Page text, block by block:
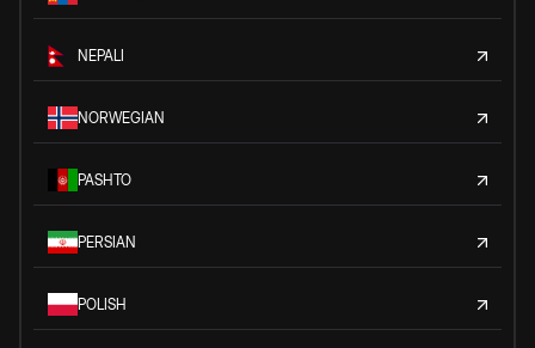
NEPALI
NORWEGIAN
PASHTO
PERSIAN
POLISH